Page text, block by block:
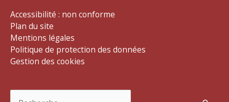
Accessibilité : non conforme
Plan du site
Mentions légales
Politique de protection des données
Gestion des cookies